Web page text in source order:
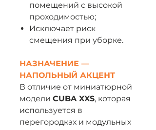
помещений с высокой
проходимостью;
Исключает риск
смещения при уборке.
НАЗНАЧЕНИЕ —
НАПОЛЬНЫЙ АКЦЕНТ
В отличие от миниатюрной
модели CUBA XXS, которая
используется в
перегородках и модульных